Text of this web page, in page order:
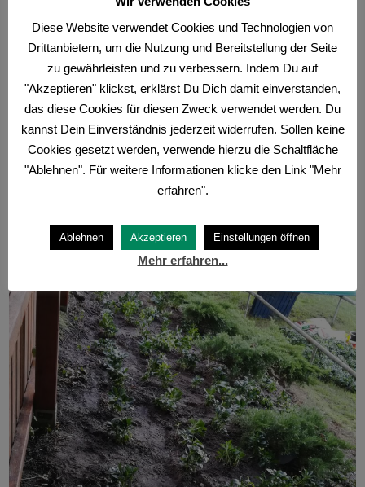
Vielen Dank an den fleißigen Helfer/innen Jacqueline,
Bianka, Manne, Thomas und allen voran Tina , die das alles
organisiert hat.
Diese Website verwendet Cookies und Technologien von
Drittanbietern, um die Nutzung und Bereitstellung der Seite
zu gewährleisten und zu verbessern. Indem Du auf
"Akzeptieren" klickst, erklärst Du Dich damit einverstanden,
das diese Cookies für diesen Zweck verwendet werden. Du
kannst Dein Einverständnis jederzeit widerrufen. Sollen keine
Cookies gesetzt werden, verwende hierzu die Schaltfläche
"Ablehnen". Für weitere Informationen klicke den Link "Mehr
erfahren".
Ablehnen Akzeptieren Einstellungen öffnen
Mehr erfahren...